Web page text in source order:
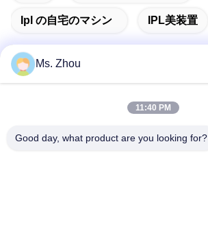
Ipl の自宅のマシン IPL美装置
住所
Ms. Zhou
11:40 PM
Good day, what product are you looking for?